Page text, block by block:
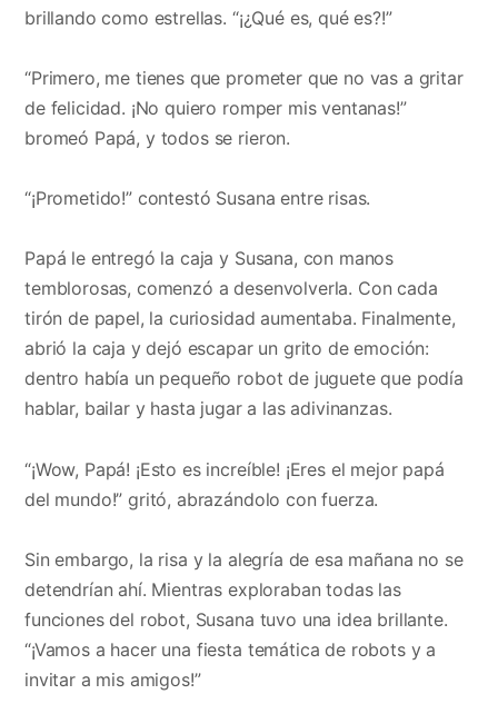
brillando como estrellas. “¡¿Qué es, qué es?!”
“Primero, me tienes que prometer que no vas a gritar
de felicidad. ¡No quiero romper mis ventanas!”
bromeó Papá, y todos se rieron.
“¡Prometido!” contestó Susana entre risas.
Papá le entregó la caja y Susana, con manos
temblorosas, comenzó a desenvolverla. Con cada
tirón de papel, la curiosidad aumentaba. Finalmente,
abrió la caja y dejó escapar un grito de emoción:
dentro había un pequeño robot de juguete que podía
hablar, bailar y hasta jugar a las adivinanzas.
“¡Wow, Papá! ¡Esto es increíble! ¡Eres el mejor papá
del mundo!” gritó, abrazándolo con fuerza.
Sin embargo, la risa y la alegría de esa mañana no se
detendrían ahí. Mientras exploraban todas las
funciones del robot, Susana tuvo una idea brillante.
“¡Vamos a hacer una fiesta temática de robots y a
invitar a mis amigos!”